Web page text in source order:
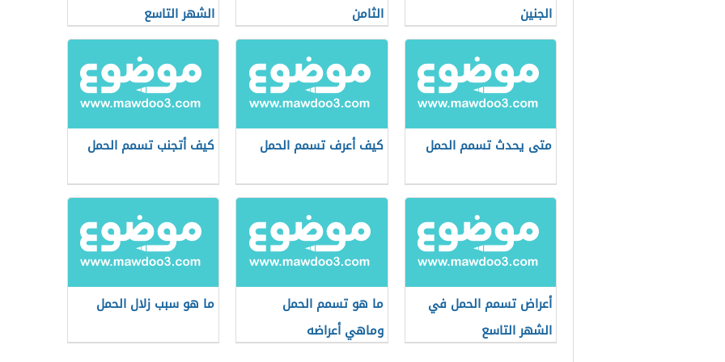
الجنين الثامن الشهر التاسع
متى يحدث تسمم الحمل كيف أعرف تسمم الحمل كيف أتجنب تسمم الحمل
أعراض تسمم الحمل في
الشهر التاسع
ما هو تسمم الحمل
وماهي أعراضه
ما هو سبب زلال الحمل